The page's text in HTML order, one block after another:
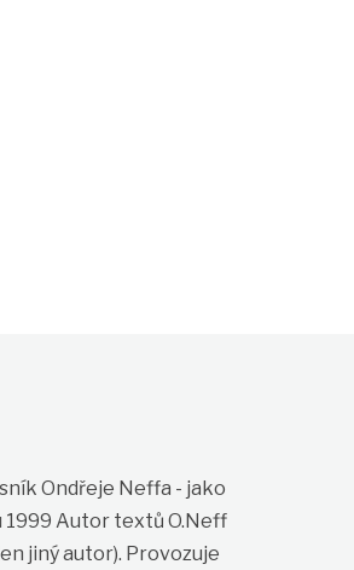
Ondřeje Neffa - jako
1999 Autor textů O.Neff
jiný autor). Provozuje